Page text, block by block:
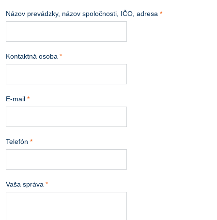
Názov prevádzky, názov spoločnosti, IČO, adresa *
Kontaktná osoba *
E-mail *
Telefón *
Vaša správa *